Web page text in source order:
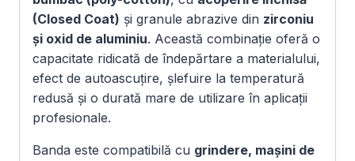
(Closed Coat) și granule abrazive din zirconiu
și oxid de aluminiu. Această combinație oferă o
capacitate ridicată de îndepărtare a materialului,
efect de autoascuțire, șlefuire la temperatură
redusă și o durată mare de utilizare în aplicații
profesionale.
Banda este compatibilă cu grindere, mașini de